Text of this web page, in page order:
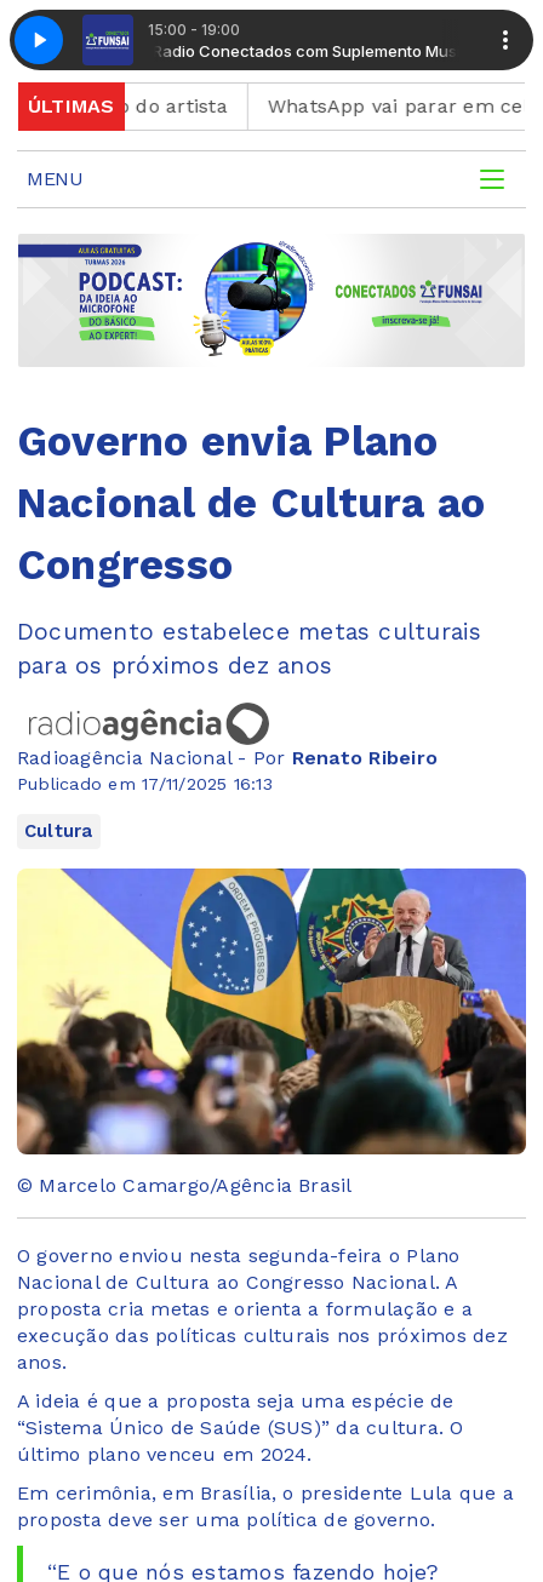
15:00 - 19:00
MusicalRadio Conectados com Suplemento Musical
ÚLTIMASdo artista WhatsApp vai parar em celulares
MENU
Governo envia Plano
Nacional de Cultura ao
Congresso
Documento estabelece metas culturais
para os próximos dez anos
Radioagência Nacional - Por Renato Ribeiro
Publicado em 17/11/2025 16:13
Cultura
© Marcelo Camargo/Agência Brasil
O governo enviou nesta segunda-feira o Plano
Nacional de Cultura ao Congresso Nacional. A
proposta cria metas e orienta a formulação e a
execução das políticas culturais nos próximos dez
anos.
A ideia é que a proposta seja uma espécie de
“Sistema Único de Saúde (SUS)” da cultura. O
último plano venceu em 2024.
Em cerimônia, em Brasília, o presidente Lula que a
proposta deve ser uma política de governo.
“E o que nós estamos fazendo hoje?